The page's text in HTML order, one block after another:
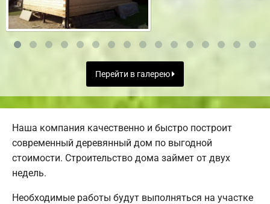
Перейти в галерею
Наша компания качественно и быстро построит
современный деревянный дом по выгодной
стоимости. Строительство дома займет от двух
недель.
Необходимые работы будут выполняться на участке